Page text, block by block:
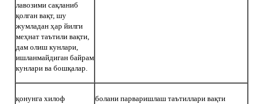
лавозими сақланиб
қолган вақт, шу
жумладан ҳар йилги
меҳнат таътили вақти,
дам олиш кунлари,
ишланмайдиган байрам
кунлари ва бошқалар.
қонунга хилоф
болани парваришлаш таътиллари вақти